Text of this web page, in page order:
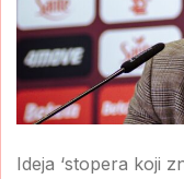
Ideja ‘stopera koji